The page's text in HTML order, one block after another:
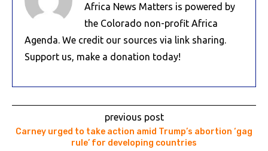
Africa News Matters is powered by
the Colorado non-profit Africa
Agenda. We credit our sources via link sharing.
Support us, make a donation today!
previous post
Carney urged to take action amid Trump’s abortion ‘gag
rule’ for developing countries